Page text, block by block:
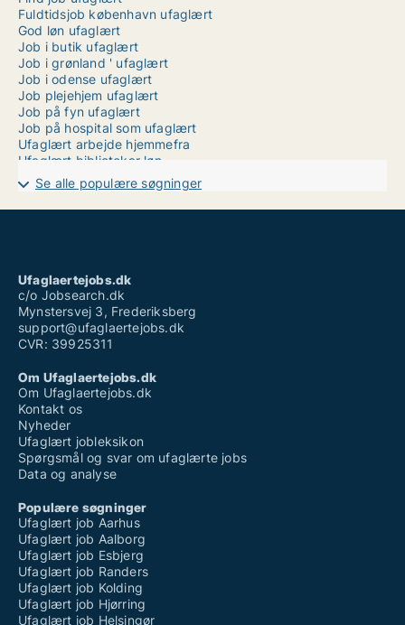
Fuldtidsjob københavn ufaglært
God løn ufaglært
Job i butik ufaglært
Job i grønland ' ufaglært
Job i odense ufaglært
Job plejehjem ufaglært
Job på fyn ufaglært
Job på hospital som ufaglært
Ufaglært arbejde hjemmefra
Ufaglært bibliotekar løn
Ufaglært engelsk
Ufaglært job grenaa
Ufaglært job holbæk
Ufaglært ledige stillinger
Ufaglært sundhedshjælper løn
Se alle populære søgninger
Ufaglaertejobs.dk
c/o Jobsearch.dk
Mynstersvej 3, Frederiksberg
support@ufaglaertejobs.dk
CVR: 39925311
Om Ufaglaertejobs.dk
Om Ufaglaertejobs.dk
Kontakt os
Nyheder
Ufaglært jobleksikon
Spørgsmål og svar om ufaglærte jobs
Data og analyse
Populære søgninger
Ufaglært job Aarhus
Ufaglært job Aalborg
Ufaglært job Esbjerg
Ufaglært job Randers
Ufaglært job Kolding
Ufaglært job Hjørring
Ufaglært job Helsingør